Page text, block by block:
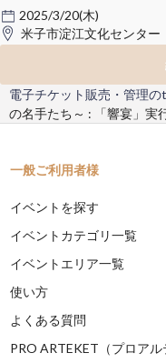
2025/3/20(木)
米子市淀江文化センタ
電子チケット販売・管理
の名手たち～ : 「響宴」実
一般ご利用者様
イベントを探す
イベントカテゴリ一覧
イベントエリア一覧
使い方
よくある質問
PRO ARTEKET（プロアル